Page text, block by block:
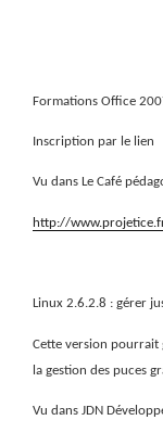
Formations Office
Inscription par le lien
Vu dans Le Café
http://
Linux 2.6.2.8 : gérer
Cette version pourrait
la gestion des puces
Vu dans JDN